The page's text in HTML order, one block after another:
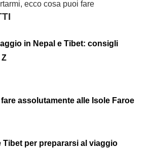
ecco cosa puoi fare
in Nepal e Tibet: consigli
Z
assolutamente alle Isole Faroe
Tibet per prepararsi al viaggio